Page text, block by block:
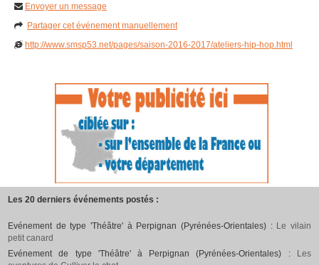
Envoyer un message
Partager cet événement manuellement
http://www.smsp53.net/pages/saison-2016-2017/ateliers-hip-hop.html
Les 20 derniers événements postés :
Evénement de type 'Théâtre' à Perpignan (Pyrénées-Orientales) : Le vilain
petit canard
Evénement de type 'Théâtre' à Perpignan (Pyrénées-Orientales) :
Les